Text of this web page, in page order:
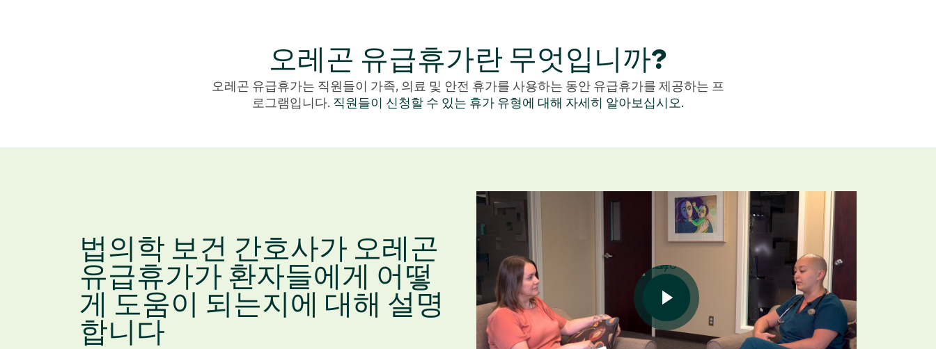
오레곤 유급휴가란 무엇입니까?
오레곤 유급휴가는 직원들이 가족, 의료 및 안전 휴가를 사용하는 동안 유급휴가를 제공하는 프
로그램입니다. 직원들이 신청할 수 있는 휴가 유형에 대해 자세히 알아보십시오.
법의학 보건 간호사가 오레곤
유급휴가가 환자들에게 어떻
게 도움이 되는지에 대해 설명
합니다